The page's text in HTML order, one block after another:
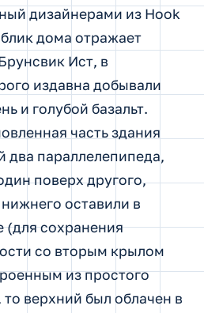
дизайнерами из Hook
дома отражает
Ист, в
издавна добывали
и голубой базальт.
часть здания
два параллелепипеда,
поверх другого,
оставили в
(для сохранения
со вторым крылом
из простого
верхний был облачен в